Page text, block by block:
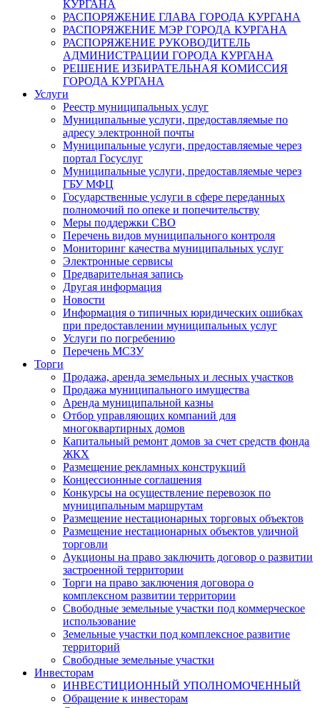
КУРГАНА
РАСПОРЯЖЕНИЕ ГЛАВА ГОРОДА КУРГАНА
РАСПОРЯЖЕНИЕ МЭР ГОРОДА КУРГАНА
РАСПОРЯЖЕНИЕ РУКОВОДИТЕЛЬ
АДМИНИСТРАЦИИ ГОРОДА КУРГАНА
РЕШЕНИЕ ИЗБИРАТЕЛЬНАЯ КОМИССИЯ
ГОРОДА КУРГАНА
Услуги
Реестр муниципальных услуг
Муниципальные услуги, предоставляемые по
адресу электронной почты
Муниципальные услуги, предоставляемые через
портал Госуслуг
Муниципальные услуги, предоставляемые через
ГБУ МФЦ
Государственные услуги в сфере переданных
полномочий по опеке и попечительству
Меры поддержки СВО
Перечень видов муниципального контроля
Мониторинг качества муниципальных услуг
Электронные сервисы
Предварительная запись
Другая информация
Новости
Информация о типичных юридических ошибках
при предоставлении муниципальных услуг
Услуги по погребению
Перечень МСЗУ
Торги
Продажа, аренда земельных и лесных участков
Продажа муниципального имущества
Аренда муниципальной казны
Отбор управляющих компаний для
многоквартирных домов
Капитальный ремонт домов за счет средств фонда
ЖКХ
Размещение рекламных конструкций
Концессионные соглашения
Конкурсы на осуществление перевозок по
муниципальным маршрутам
Размещение нестационарных торговых объектов
Размещение нестационарных объектов уличной
торговли
Аукционы на право заключить договор о развитии
застроенной территории
Торги на право заключения договора о
комплексном развитии территории
Свободные земельные участки под коммерческое
использование
Земельные участки под комплексное развитие
территорий
Свободные земельные участки
Инвесторам
ИНВЕСТИЦИОННЫЙ УПОЛНОМОЧЕННЫЙ
Обращение к инвесторам